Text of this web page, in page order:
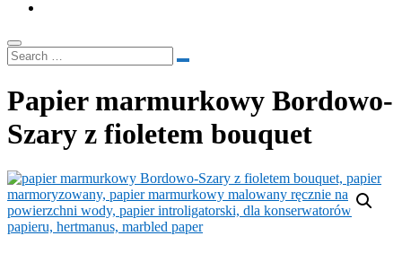
Papier marmurkowy Bordowo-
Szary z fioletem bouquet